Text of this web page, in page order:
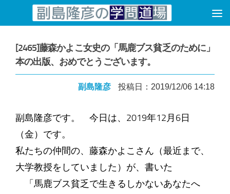
コンテンツへスキップ
[2465]藤森かよこ女史の「馬鹿ブス貧乏のために」
本の出版、おめでとうございます。
副島隆彦 投稿日：2019/12/06 14:18
副島隆彦です。 今日は、2019年12月6日
（金）です。
私たちの仲間の、藤森かよこさん（最近まで、
大学教授をしていました）が、書いた
「馬鹿ブス貧乏で生きるしかないあなたへ